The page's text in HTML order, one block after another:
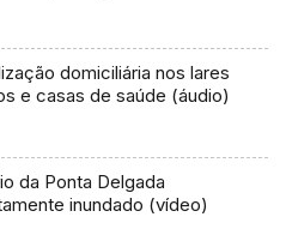
domiciliária nos lares
e casas de saúde (áudio)
da Ponta Delgada
inundado (vídeo)